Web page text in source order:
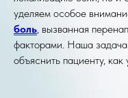
уделяем особое
боль, вызванная
факторами. Наша
объяснить пациенту,